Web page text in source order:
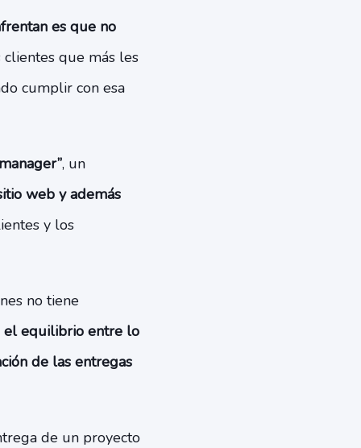
es que no
que más les
cumplir con esa
, un
web y además
y los
no tiene
el equilibrio entre lo
de las entregas
de un proyecto